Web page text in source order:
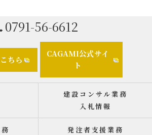
0791-56-6612
ちら
CAGAMI公式サイ
ト
建設コンサル業務
入札情報
発注者支援業務